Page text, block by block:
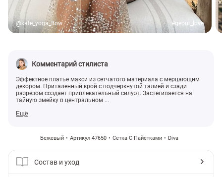
@kate_yoga_flow #gepur_love
Комментарий стилиста
Эффектное платье макси из сетчатого материала с мерцающим
декором. Приталенный крой с подчеркнутой талией и сзади
разрезом создает привлекательный силуэт. Застегивается на
тайную змейку в центральном ...
Ещё
Бежевый Артикул 47650 Сетка С Пайетками Diva
Состав и уход